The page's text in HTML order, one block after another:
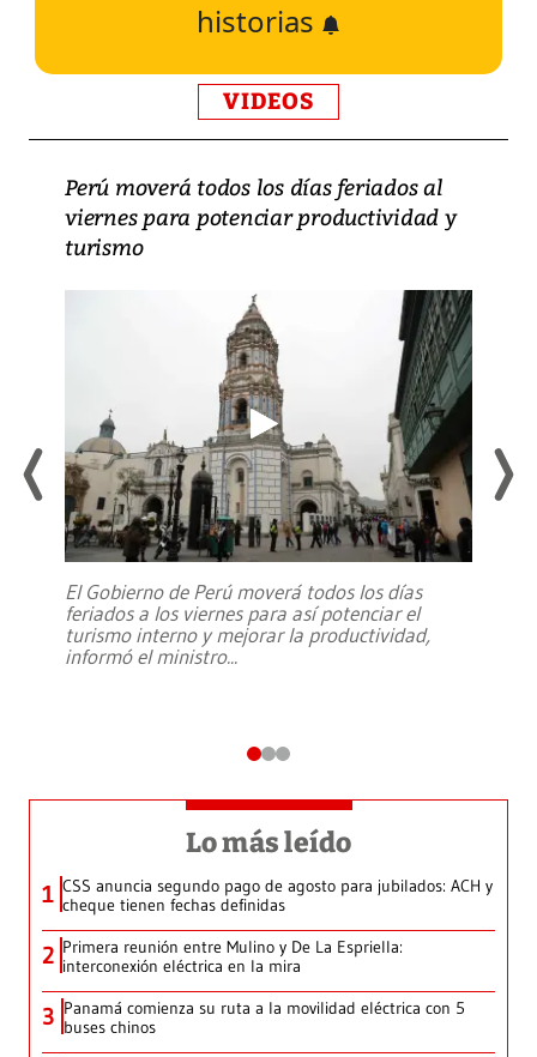
historias
VIDEOS
Perú moverá todos los días feriados al
viernes para potenciar productividad y
turismo
El Gobierno de Perú moverá todos los días
feriados a los viernes para así potenciar el
turismo interno y mejorar la productividad,
informó el ministro...
Lo más leído
1 CSS anuncia segundo pago de agosto para jubilados: ACH y
cheque tienen fechas definidas
2 Primera reunión entre Mulino y De La Espriella:
interconexión eléctrica en la mira
3 Panamá comienza su ruta a la movilidad eléctrica con 5
buses chinos